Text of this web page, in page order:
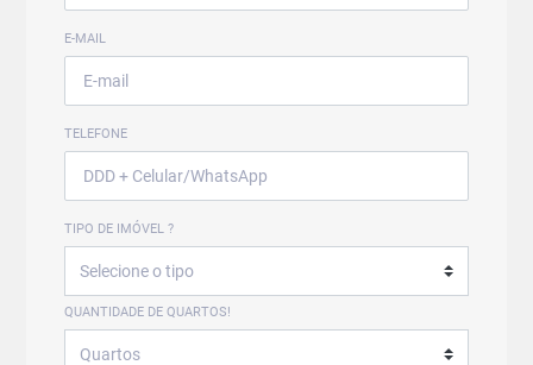
E-MAIL
TELEFONE
TIPO DE IMÓVEL ?
QUANTIDADE DE QUARTOS!